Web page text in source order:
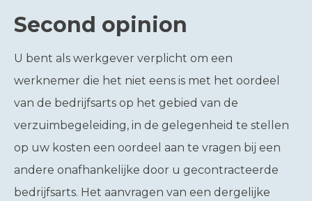
Second opinion
U bent als werkgever verplicht om een
werknemer die het niet eens is met het oordeel
van de bedrijfsarts op het gebied van de
verzuimbegeleiding, in de gelegenheid te stellen
op uw kosten een oordeel aan te vragen bij een
andere onafhankelijke door u gecontracteerde
bedrijfsarts. Het aanvragen van een dergelijke